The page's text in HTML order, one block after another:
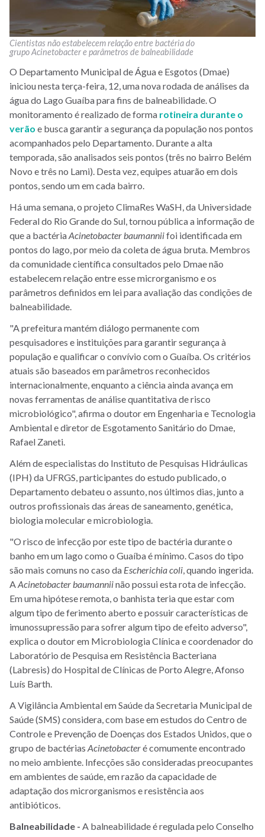
Cientistas não estabelecem relação entre bactéria do
grupoAcinetobactere parâmetros de balneabilidade
O Departamento Municipal de Água e Esgotos (Dmae)
iniciou nesta terça-feira, 12, uma nova rodada de análises da
água do Lago Guaíba para fins de balneabilidade. O
monitoramento é realizado de forma rotineira durante o
verão e busca garantir a segurança da população nos pontos
acompanhados pelo Departamento. Durante a alta
temporada, são analisados seis pontos (três no bairro Belém
Novo e três no Lami). Desta vez, equipes atuarão em dois
pontos, sendo um em cada bairro.
Há uma semana, o projeto ClimaRes WaSH, da Universidade
Federal do Rio Grande do Sul, tornou pública a informação de
que a bactériaAcinetobacter baumanniifoi identificada em
pontos do lago, por meio da coleta de água bruta. Membros
da comunidade científica consultados pelo Dmae não
estabelecem relação entre esse microrganismo e os
parâmetros definidos em lei para avaliação das condições de
balneabilidade.
"A prefeitura mantém diálogo permanente com
pesquisadores e instituições para garantir segurança à
população e qualificar o convívio com o Guaíba. Os critérios
atuais são baseados em parâmetros reconhecidos
internacionalmente, enquanto a ciência ainda avança em
novas ferramentas de análise quantitativa de risco
microbiológico", afirma o doutor em Engenharia e Tecnologia
Ambiental e diretor de Esgotamento Sanitário do Dmae,
Rafael Zaneti.
Além de especialistas do Instituto de Pesquisas Hidráulicas
(IPH) da UFRGS, participantes do estudo publicado, o
Departamento debateu o assunto, nos últimos dias, junto a
outros profissionais das áreas de saneamento, genética,
biologia molecular e microbiologia.
"O risco de infecção por este tipo de bactéria durante o
banho em um lago como o Guaíba é mínimo. Casos do tipo
são mais comuns no caso da Escherichia coli, quando ingerida.
AAcinetobacter baumanniinão possui esta rota de infecção.
Em uma hipótese remota, o banhista teria que estar com
algum tipo de ferimento aberto e possuir características de
imunossupressão para sofrer algum tipo de efeito adverso",
explica o doutor em Microbiologia Clínica e coordenador do
Laboratório de Pesquisa em Resistência Bacteriana
(Labresis) do Hospital de Clínicas de Porto Alegre, Afonso
Luís Barth.
A Vigilância Ambiental em Saúde da Secretaria Municipal de
Saúde (SMS) considera, com base em estudos do Centro de
Controle e Prevenção de Doenças dos Estados Unidos, que o
grupo de bactérias Acinetobacteré comumente encontrado
no meio ambiente. Infecções são consideradas preocupantes
em ambientes de saúde, em razão da capacidade de
adaptação dos microrganismos e resistência aos
antibióticos.
Balneabilidade - A balneabilidade é regulada pelo Conselho